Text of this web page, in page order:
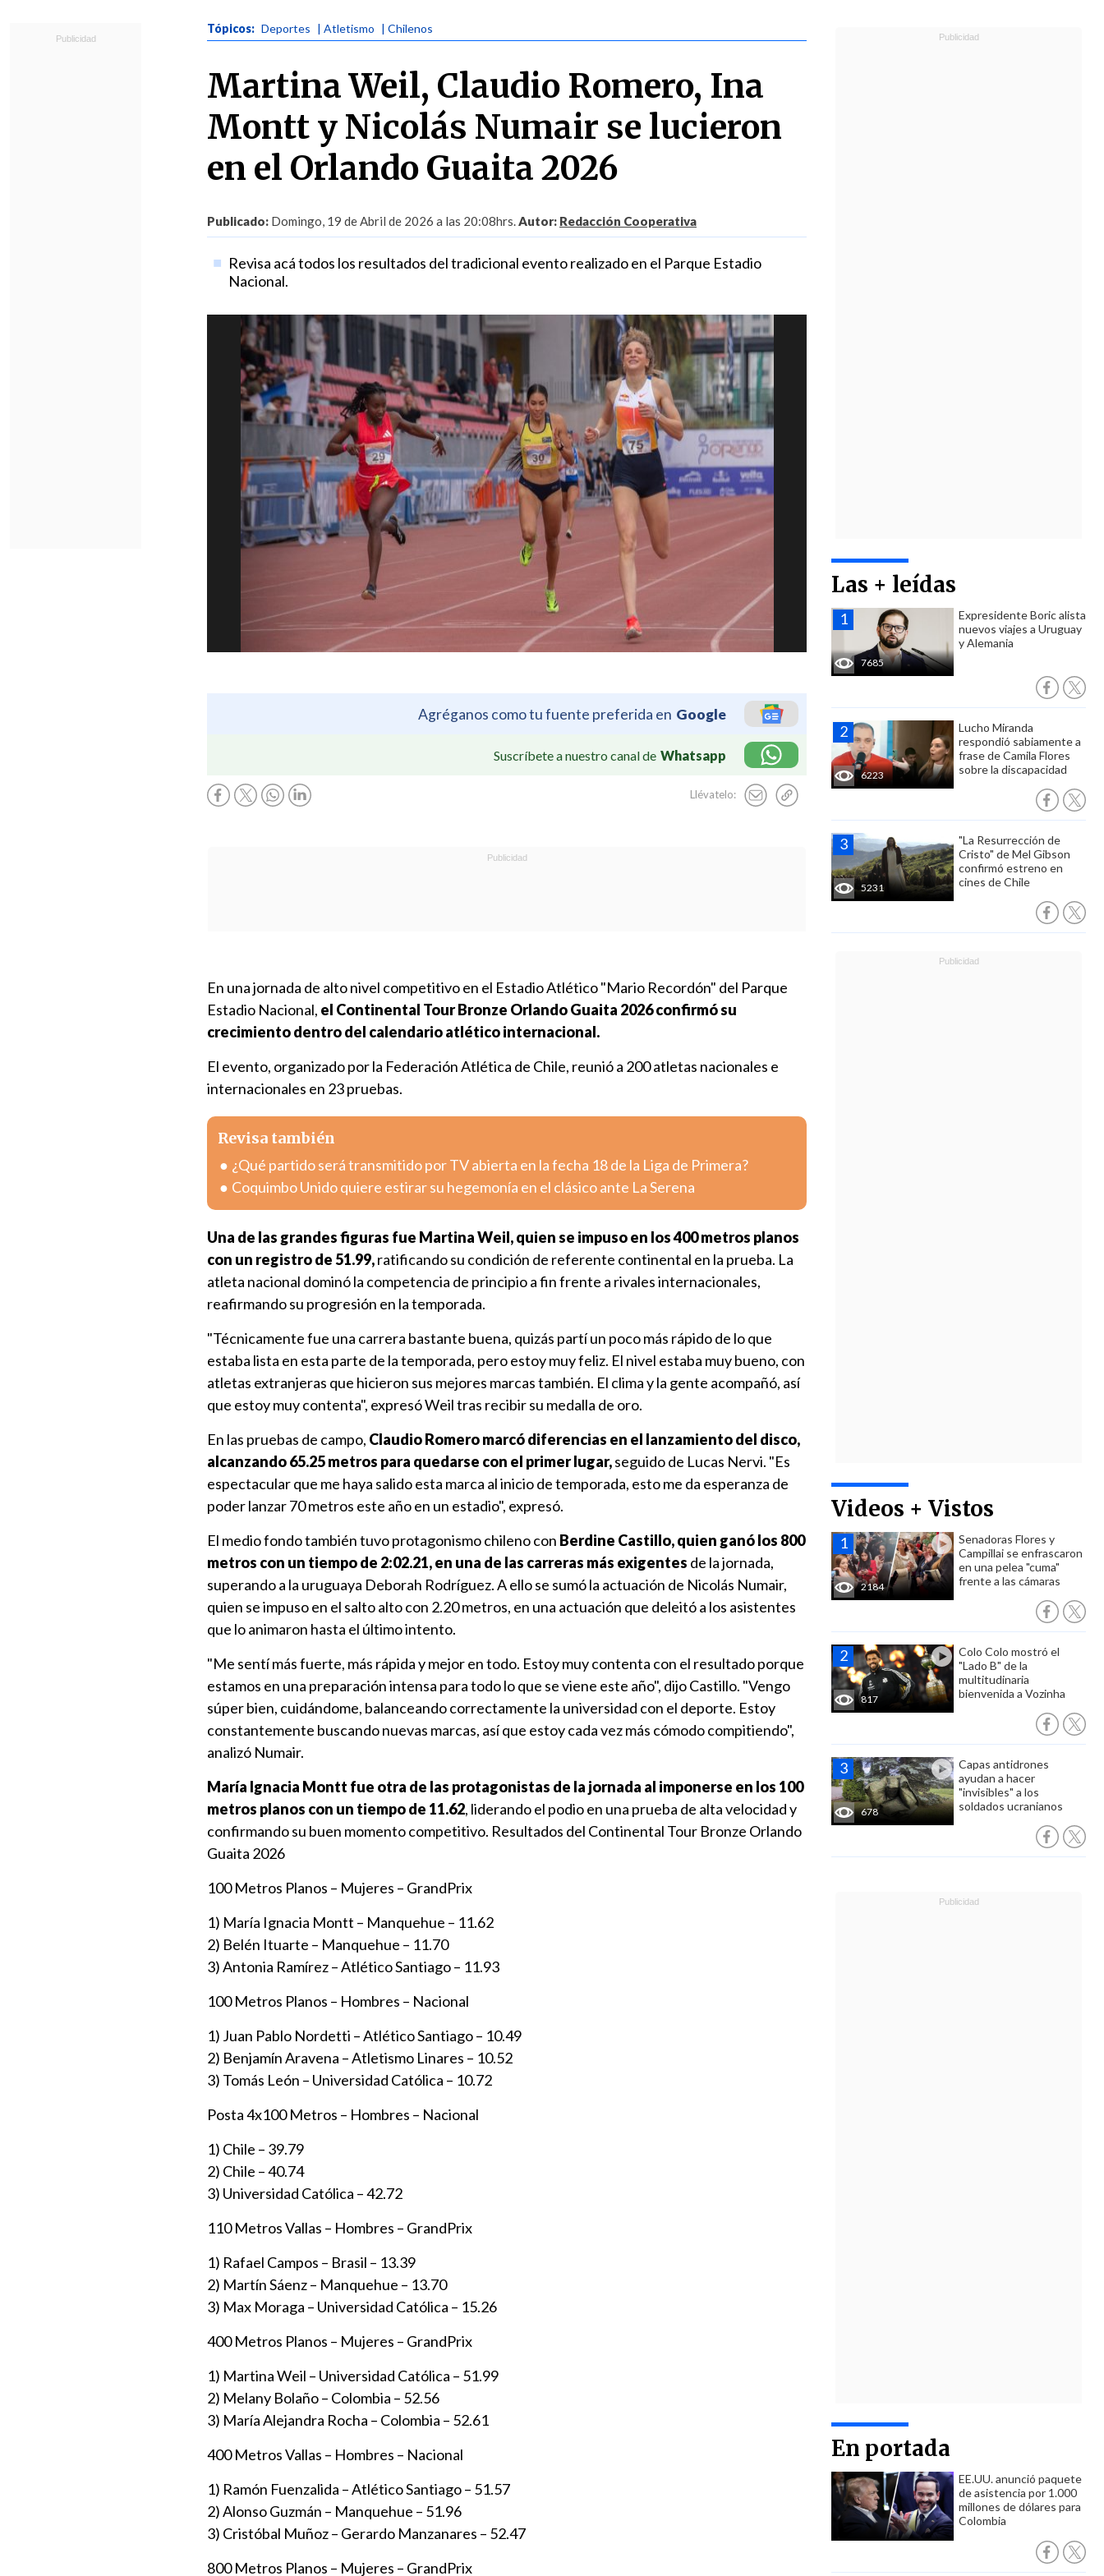
Tópicos: Deportes | Atletismo | Chilenos
Martina Weil, Claudio Romero, Ina
Montt y Nicolás Numair se lucieron
en el Orlando Guaita 2026
Publicado: Domingo, 19 de Abril de 2026 a las 20:08hrs.Autor: Redacción Cooperativa
Revisa acá todos los resultados del tradicional evento realizado en el Parque Estadio
Nacional.
Agréganos como tu fuente preferida en Google
Suscríbete a nuestro canal de Whatsapp
Llévatelo:
Las + leídas
7685
Expresidente Boric alista
nuevos viajes a Uruguay
y Alemania
6223
Lucho Miranda
respondió sabiamente a
frase de Camila Flores
sobre la discapacidad
5231
"La Resurrección de
Cristo" de Mel Gibson
confirmó estreno en
cines de Chile
Videos + Vistos
2184
Senadoras Flores y
Campillai se enfrascaron
en una pelea "cuma"
frente a las cámaras
817
Colo Colo mostró el
"Lado B" de la
multitudinaria
bienvenida a Vozinha
678
Capas antidrones
ayudan a hacer
"invisibles" a los
soldados ucranianos
En portada
EE.UU. anunció paquete
de asistencia por 1.000
millones de dólares para
Colombia
En una jornada de alto nivel competitivo en el Estadio Atlético "Mario Recordón" del Parque
Estadio Nacional, el Continental Tour Bronze Orlando Guaita 2026 confirmó su
crecimiento dentro del calendario atlético internacional.
El evento, organizado por la Federación Atlética de Chile, reunió a 200 atletas nacionales e
internacionales en 23 pruebas.
Revisa también
¿Qué partido será transmitido por TV abierta en la fecha 18 de la Liga de Primera?
Coquimbo Unido quiere estirar su hegemonía en el clásico ante La Serena
Una de las grandes figuras fue Martina Weil, quien se impuso en los 400 metros planos
con un registro de 51.99,ratificando su condición de referente continental en la prueba. La
atleta nacional dominó la competencia de principio a fin frente a rivales internacionales,
reafirmando su progresión en la temporada.
"Técnicamente fue una carrera bastante buena, quizás partí un poco más rápido de lo que
estaba lista en esta parte de la temporada, pero estoy muy feliz. El nivel estaba muy bueno, con
atletas extranjeras que hicieron sus mejores marcas también. El clima y la gente acompañó, así
que estoy muy contenta", expresó Weil tras recibir su medalla de oro.
En las pruebas de campo, Claudio Romero marcó diferencias en el lanzamiento del disco,
alcanzando 65.25 metros para quedarse con el primer lugar,seguido de Lucas Nervi. "Es
espectacular que me haya salido esta marca al inicio de temporada, esto me da esperanza de
poder lanzar 70 metros este año en un estadio", expresó.
El medio fondo también tuvo protagonismo chileno con Berdine Castillo, quien ganó los 800
metros con un tiempo de 2:02.21, en una de las carreras más exigentes de la jornada,
superando a la uruguaya Deborah Rodríguez. A ello se sumó la actuación de Nicolás Numair,
quien se impuso en el salto alto con 2.20 metros, en una actuación que deleitó a los asistentes
que lo animaron hasta el último intento.
"Me sentí más fuerte, más rápida y mejor en todo. Estoy muy contenta con el resultado porque
estamos en una preparación intensa para todo lo que se viene este año", dijo Castillo. "Vengo
súper bien, cuidándome, balanceando correctamente la universidad con el deporte. Estoy
constantemente buscando nuevas marcas, así que estoy cada vez más cómodo compitiendo",
analizó Numair.
María Ignacia Montt fue otra de las protagonistas de la jornada al imponerse en los 100
metros planos con un tiempo de 11.62, liderando el podio en una prueba de alta velocidad y
confirmando su buen momento competitivo. Resultados del Continental Tour Bronze Orlando
Guaita 2026
100 Metros Planos – Mujeres – GrandPrix
1) María Ignacia Montt – Manquehue – 11.62
2) Belén Ituarte – Manquehue – 11.70
3) Antonia Ramírez – Atlético Santiago – 11.93
100 Metros Planos – Hombres – Nacional
1) Juan Pablo Nordetti – Atlético Santiago – 10.49
2) Benjamín Aravena – Atletismo Linares – 10.52
3) Tomás León – Universidad Católica – 10.72
Posta 4x100 Metros – Hombres – Nacional
1) Chile – 39.79
2) Chile – 40.74
3) Universidad Católica – 42.72
110 Metros Vallas – Hombres – GrandPrix
1) Rafael Campos – Brasil – 13.39
2) Martín Sáenz – Manquehue – 13.70
3) Max Moraga – Universidad Católica – 15.26
400 Metros Planos – Mujeres – GrandPrix
1) Martina Weil – Universidad Católica – 51.99
2) Melany Bolaño – Colombia – 52.56
3) María Alejandra Rocha – Colombia – 52.61
400 Metros Vallas – Hombres – Nacional
1) Ramón Fuenzalida – Atlético Santiago – 51.57
2) Alonso Guzmán – Manquehue – 51.96
3) Cristóbal Muñoz – Gerardo Manzanares – 52.47
800 Metros Planos – Mujeres – GrandPrix